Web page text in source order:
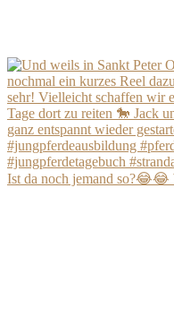
Ist da noch jemand so?😂😂